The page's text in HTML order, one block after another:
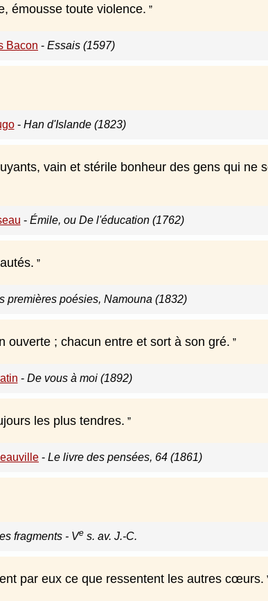
émousse toute violence.
Bacon - Essais (1597)
- Han d'Islande (1823)
vain et stérile bonheur des gens qui ne
- Émile, ou De l'éducation (1762)
premières poésies, Namouna (1832)
; chacun entre et sort à son gré.
- De vous à moi (1892)
les plus tendres.
- Le livre des pensées, 64 (1861)
fragments - Ve s. av. J.-C.
par eux ce que ressentent les autres cœurs.